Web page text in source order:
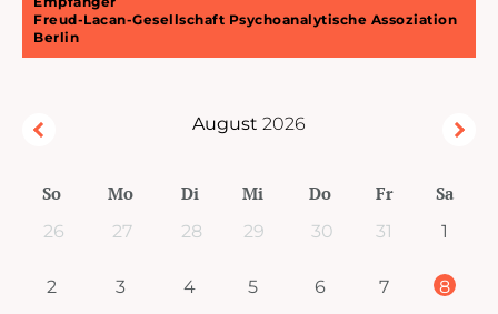
Freud-Lacan-Gesellschaft Psychoanalytische Assoziation
Berlin
August 2026
So Mo Di Mi Do Fr Sa
26 27 28 29 30 31 1
2 3 4 5 6 7 8